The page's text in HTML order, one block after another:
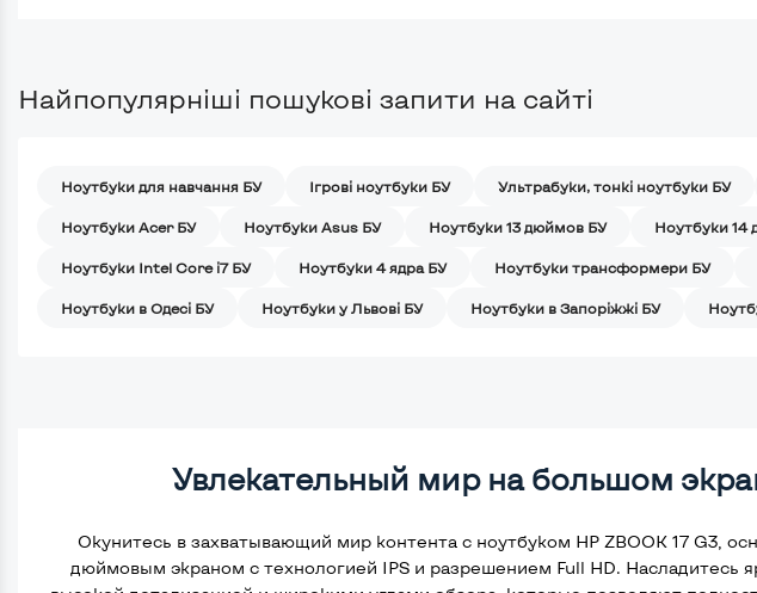
Найпопулярніші пошукові запити на сайті
Ноутбуки для навчання БУ Iгрові ноутбуки БУ Ультрабуки, тонкі ноутбуки БУ
Ноутбуки Acer БУ Ноутбуки Asus БУ Ноутбуки 13 дюймов БУ Ноутбуки 14
Ноутбуки Intel Core i7 БУ Ноутбуки 4 ядра БУ Ноутбуки трансформери БУ
Ноутбуки в Одесі БУ Ноутбуки у Львові БУ Ноутбуки в Запоріжжі БУ
Увлекательный мир на большом
Окунитесь в захватывающий мир контента с ноутбуком HP ZBOOK 17 G3,
дюймовым экраном с технологией IPS и разрешением Full HD. Насладитесь